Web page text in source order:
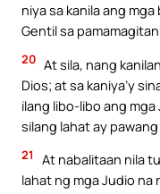
niya sa kanila ang
Gentil sa
20 At sila, nang
Dios; at sa kaniya’y
ilang libo-libo ang
silang lahat ay
21
At nabalitaan nila
lahat ng mga Judio na